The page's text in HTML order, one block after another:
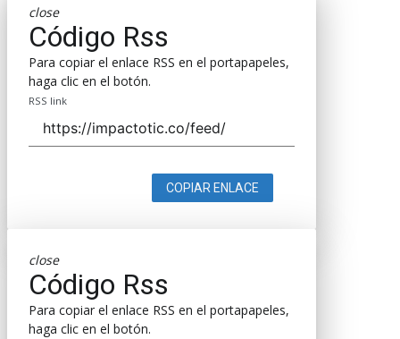
close
Código Rss
Para copiar el enlace RSS en el portapapeles,
haga clic en el botón.
RSS link
COPIAR ENLACE
close
Código Rss
Para copiar el enlace RSS en el portapapeles,
haga clic en el botón.